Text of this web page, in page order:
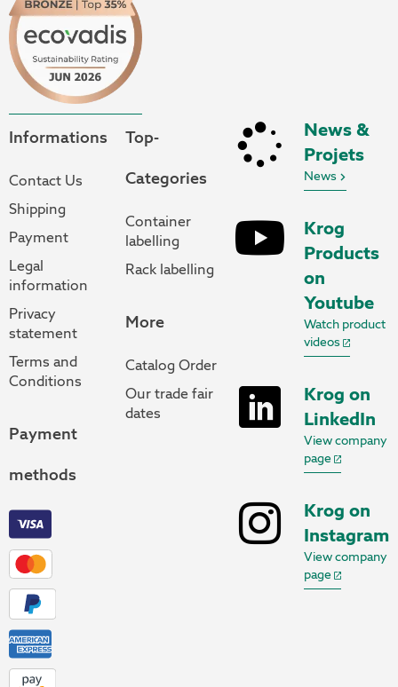
Informations
Contact Us
Shipping
Payment
Legal
information
Privacy
statement
Terms and
Conditions
Payment
methods
Top-
Categories
Container
labelling
Rack labelling
More
Catalog Order
Our trade fair
dates
News &
Projets
News
Krog
Products
on
Youtube
Watch product
videos
Krog on
LinkedIn
View company
page
Krog on
Instagram
View company
page